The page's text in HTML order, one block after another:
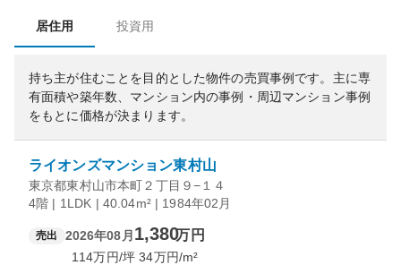
居住用 投資用
持ち主が住むことを目的とした物件の売買事例です。 主に専
有面積や築年数、マンション内の事例・周辺マンション事例
をもとに価格が決まります。
ライオンズマンション東村山
東京都東村山市本町２丁目９−１４
4階 | 1LDK | 40.04m² | 1984年02月
売出 2026年08月 1,380万円
114万円/坪 34万円/m²